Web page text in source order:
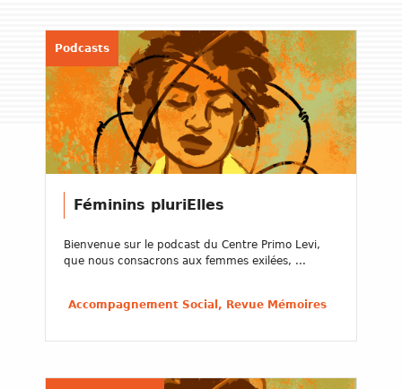
Podcasts
Féminins pluriElles
Bienvenue sur le podcast du Centre Primo Levi,
que nous consacrons aux femmes exilées, ...
Accompagnement Social, Revue Mémoires